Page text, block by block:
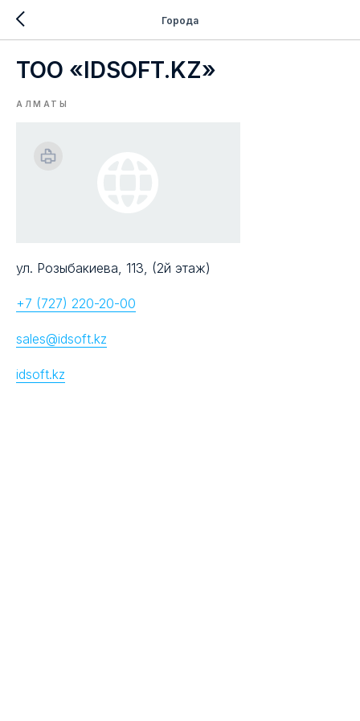
Города
ТОО «IDSOFT.KZ»
АЛМАТЫ
ул. Розыбакиева, 113, (2й этаж)
+7 (727) 220-20-00
sales@idsoft.kz
idsoft.kz